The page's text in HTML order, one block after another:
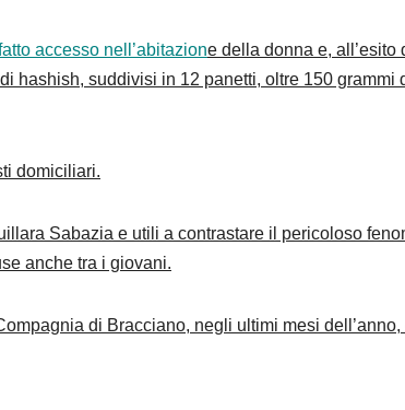
accesso nell’abitazione della donna e, all’esito
hashish, suddivisi in 12 panetti, oltre 150 grammi
domiciliari.
Sabazia e utili a contrastare il pericoloso
anche tra i giovani.
di Bracciano, negli ultimi mesi dell’anno,